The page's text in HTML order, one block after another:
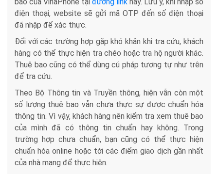
điện thoại, website sẽ gửi mã OTP đến số điện thoại
đã nhập để xác thực.
Đối với các trường hợp gặp khó khăn khi tra cứu, khách
hàng có thể thực hiện tra chéo hoặc tra hộ người khác.
Thuê bao cũng có thể dùng cú pháp tương tự như trên
để tra cứu.
Theo Bộ Thông tin và Truyền thông, hiện vẫn còn một
số lượng thuê bao vẫn chưa thực sự được chuẩn hóa
thông tin. Vì vậy, khách hàng nên kiểm tra xem thuê bao
của mình đã có thông tin chuẩn hay không. Trong
trường hợp chưa chuẩn, bạn cũng có thể thực hiện
chuẩn hóa online hoặc tới các điểm giao dịch gần nhất
của nhà mạng để thực hiện.